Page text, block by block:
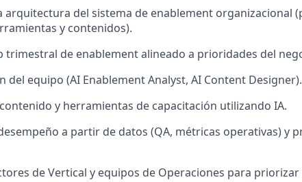
arquitectura del sistema de enablement organizacional
y contenidos).
trimestral de enablement alineado a prioridades del
del equipo (AI Enablement Analyst, AI Content Designer).
y herramientas de capacitación utilizando IA.
a partir de datos (QA, métricas operativas) y
de Vertical y equipos de Operaciones para priorizar